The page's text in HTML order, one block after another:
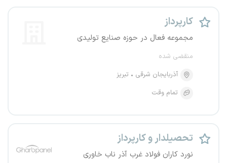
کارپرداز
مجموعه فعال در حوزه صنایع تولیدی
منقضی شده
آذربایجان شرقی
تبریز
تمام وقت
تحصیلدار و کارپرداز
نورد کاران فولاد غرب آذر ناب خاوری